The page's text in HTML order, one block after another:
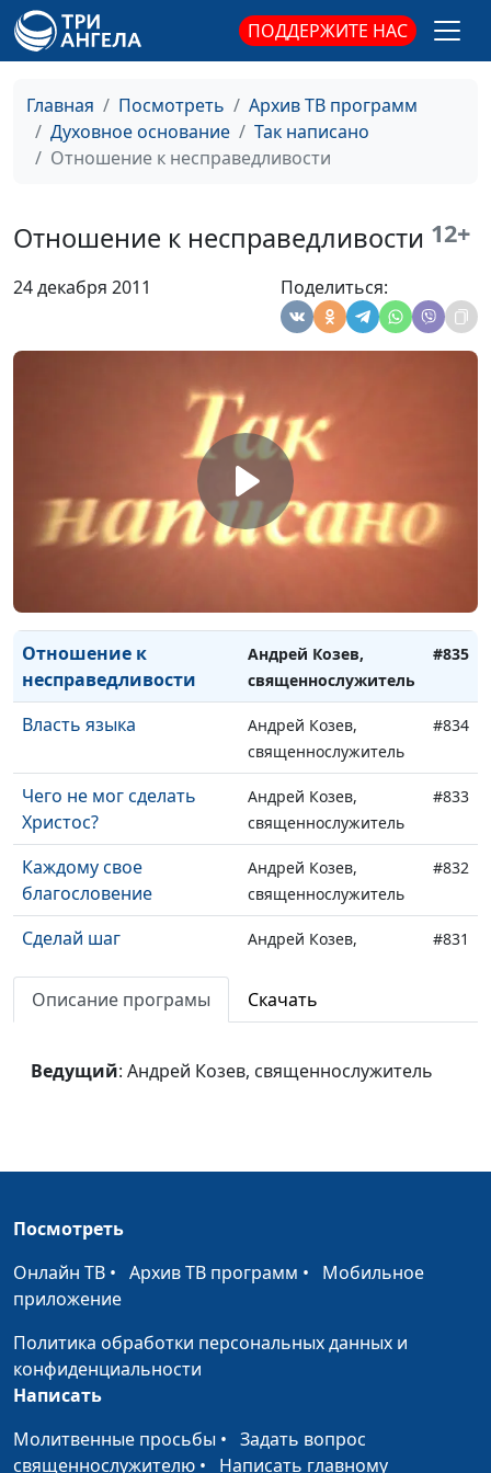
ПОДДЕРЖИТЕ НАС
Главная Посмотреть
Архив ТВ программ
Духовное основание
Так написано
Отношение к несправедливости
Отношение к несправедливости 12+
24 декабря 2011 Поделиться:
Важно ли быть
Дмитрий Булатов,
Наши дела и наша
сущность
священнослужитель
#841
Что мы знаем о Боге?
Дмитрий Булатов,
священнослужитель
#840
Дмитрий Булатов,
священнослужитель
Божья воля
Андрей Козев,
священнослужитель
#837
священнослужитель
Отношение к
несправедливости
Андрей Козев,
священнослужитель
#835
Власть языка
Андрей Козев,
священнослужитель
#834
Чего не мог сделать
Христос?
Андрей Козев,
священнослужитель
#833
Каждому свое
благословение
Андрей Козев,
священнослужитель
#832
Сделай шаг
Андрей Козев,
#831
Неограниченные
Андрей Козев,
Ной и Лот
Андрей Козев,
священнослужитель
Явление Царя
Души под
Добровольный голод
Похищенный мир
Эдуард Егизарян,
магистр богословия
Описание програмы Скачать
Ведущий: Андрей Козев, священнослужитель
Посмотреть
Онлайн ТВ • Архив ТВ программ • Мобильное
приложение
Политика обработки персональных данных и
конфиденциальности
Написать
Молитвенные просьбы • Задать вопрос
священнослужителю • Написать главному